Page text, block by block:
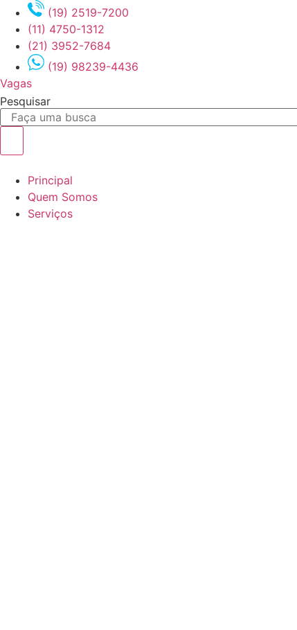
conteúdo
(19) 2519-7200
(11) 4750-1312
(21) 3952-7684
(19) 98239-4436
Vagas
Pesquisar
Principal
Quem Somos
Serviços